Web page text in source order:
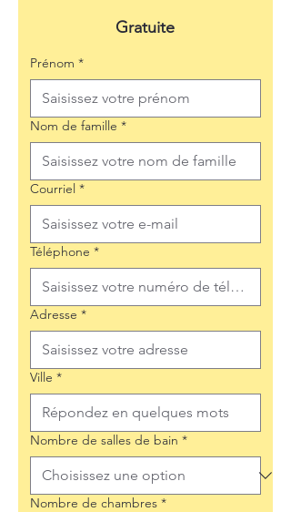
Gratuite
Prénom *
Nom de famille *
Courriel *
Téléphone *
Adresse *
Ville *
Nombre de salles de bain *
Nombre de chambres *